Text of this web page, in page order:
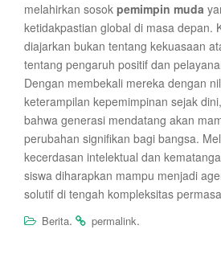
melahirkan sosok pemimpin muda
ketidakpastian global di masa depan.
diajarkan bukan tentang kekuasaan
tentang pengaruh positif dan
Dengan membekali mereka dengan
keterampilan kepemimpinan sejak
bahwa generasi mendatang akan
perubahan signifikan bagi bangsa.
kecerdasan intelektual dan
siswa diharapkan mampu menjadi
solutif di tengah kompleksitas
Berita. permalink.